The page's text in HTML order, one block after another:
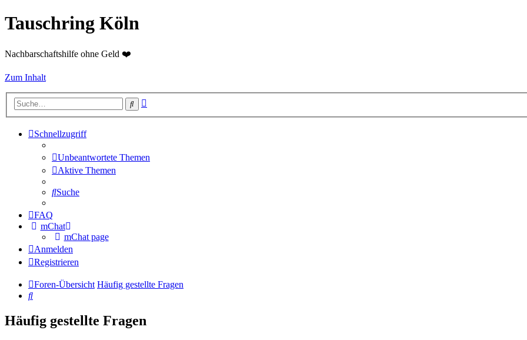
Tauschring Köln
Nachbarschaftshilfe ohne Geld ❤️
Zum Inhalt
Suche
Schnellzugriff
Unbeantwortete Themen
Aktive Themen
Suche
FAQ
mChat
mChat page
Anmelden
Registrieren
Foren-Übersicht Häufig gestellte Fragen
Suche
Häufig gestellte Fragen